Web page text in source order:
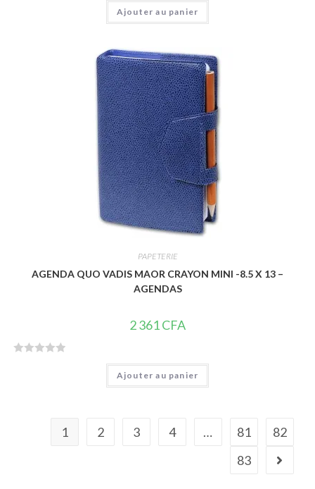
Ajouter au panier
PAPETERIE
AGENDA QUO VADIS MAOR CRAYON MINI -8.5 X 13 –
AGENDAS
2 361CFA
Ajouter au panier
1 2 3 4 … 81
82
83